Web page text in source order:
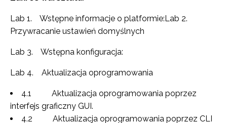
Lab 1. Wstępne informacje o platformie:Lab 2.
Przywracanie ustawień domyślnych
Lab 3. Wstępna konfiguracja:
Lab 4. Aktualizacja oprogramowania
4.1 Aktualizacja oprogramowania poprzez
interfejs graficzny GUI.
4.2 Aktualizacja oprogramowania poprzez CLI